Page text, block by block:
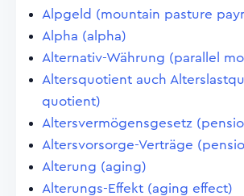
Alpgeld (mountain pasture
Alpha (alpha)
Alternativ-Währung (parallel
Altersquotient auch
quotient)
Altersvermögensgesetz
Altersvorsorge-Verträge
Alterung (aging)
Alterungs-Effekt (aging effect)